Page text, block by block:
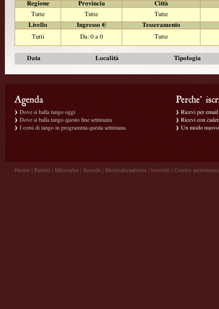
Regione
Provincia
Città
Tutte
Tutte
Tutte
Livello
Ingresso €
Tesseramento
Tutti
Da: 0 a 0 Tutte
Data Località Tipologia
Dove si balla tango oggi
Dove si balla tango questo fine settimana
I corsi di tango in programma questa settimana
Ricevi per
Ricevi con
Un modo
Home | Eventi | Milonghe | Scuole | Musicalizadores | Iscriviti | Centro